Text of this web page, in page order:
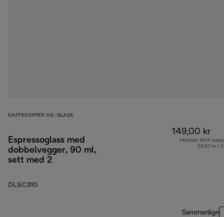
KAFFEKOPPER OG -GLASS
Espressoglass med
dobbelvegger, 90 ml,
sett med 2
DLSC310
149,00 kr
Inkludert MVA-
29,80 kr (
Sammenlign